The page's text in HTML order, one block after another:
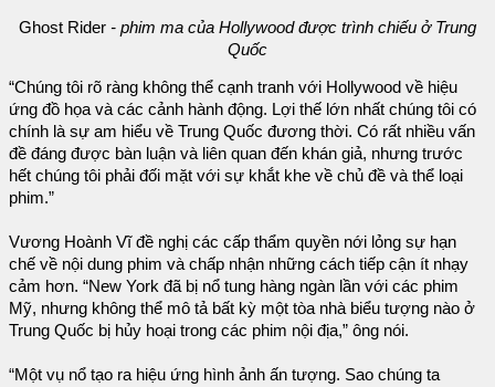
Ghost Rider - phim ma của Hollywood được trình chiếu ở Trung
Quốc
“Chúng tôi rõ ràng không thể cạnh tranh với Hollywood về hiệu
ứng đồ họa và các cảnh hành động. Lợi thế lớn nhất chúng tôi có
chính là sự am hiểu về Trung Quốc đương thời. Có rất nhiều vấn
đề đáng được bàn luận và liên quan đến khán giả, nhưng trước
hết chúng tôi phải đối mặt với sự khắt khe về chủ đề và thể loại
phim.”
Vương Hoành Vĩ đề nghị các cấp thẩm quyền nới lỏng sự hạn
chế về nội dung phim và chấp nhận những cách tiếp cận ít nhạy
cảm hơn. “New York đã bị nổ tung hàng ngàn lần với các phim
Mỹ, nhưng không thể mô tả bất kỳ một tòa nhà biểu tượng nào ở
Trung Quốc bị hủy hoại trong các phim nội địa,” ông nói.
“Một vụ nổ tạo ra hiệu ứng hình ảnh ấn tượng. Sao chúng ta